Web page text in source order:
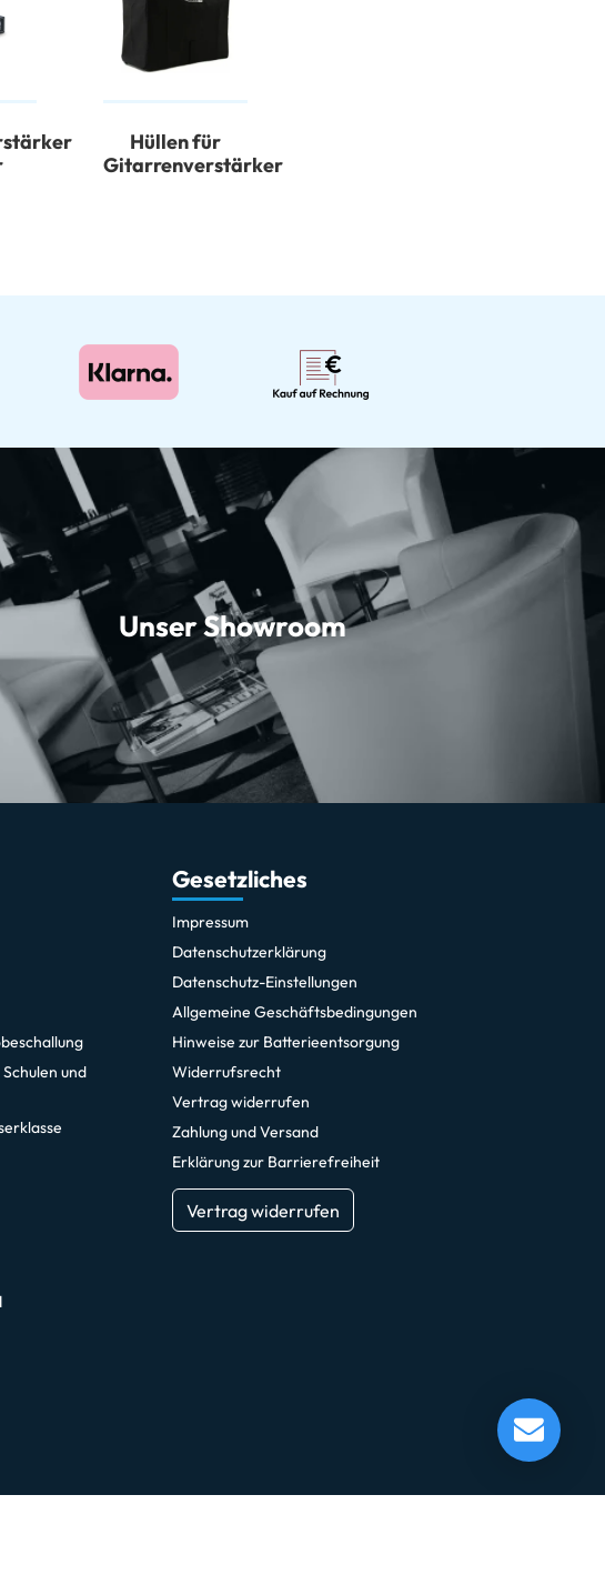
Hüllen für
Gitarrenverstärker
Unser Showroom
und
Gesetzliches
Impressum
Datenschutzerklärung
Datenschutz-Einstellungen
Allgemeine Geschäftsbedingungen
Hinweise zur Batterieentsorgung
Widerrufsrecht
Vertrag widerrufen
Zahlung und Versand
Erklärung zur Barrierefreiheit
Vertrag widerrufen